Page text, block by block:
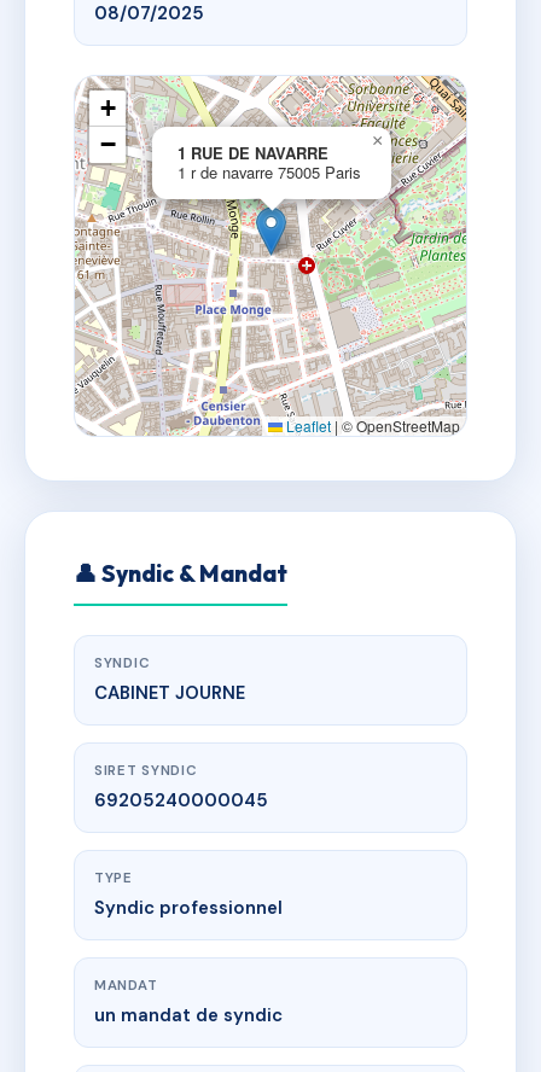
08/07/2025
1 RUE DE NAVARRE
1 r de navarre 75005 Paris
×
+
−
Leaflet | © OpenStreetMap
👤 Syndic & Mandat
SYNDIC
CABINET JOURNE
SIRET SYNDIC
69205240000045
TYPE
Syndic professionnel
MANDAT
un mandat de syndic